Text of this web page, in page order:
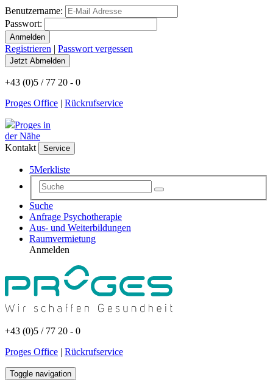
Benutzername:
Passwort:
Registrieren | Passwort vergessen
+43 (0)5 / 77 20 - 0
Proges Office | Rückrufservice
Proges in
der Nähe
Kontakt
Service
5Merkliste
Suche
Anfrage Psychotherapie
Aus- und Weiterbildungen
Raumvermietung
Anmelden
+43 (0)5 / 77 20 - 0
Proges Office | Rückrufservice
Toggle navigation